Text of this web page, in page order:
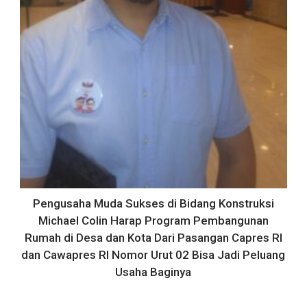
Pengusaha Muda Sukses di Bidang Konstruksi
Michael Colin Harap Program Pembangunan
Rumah di Desa dan Kota Dari Pasangan Capres RI
dan Cawapres RI Nomor Urut 02 Bisa Jadi Peluang
Usaha Baginya